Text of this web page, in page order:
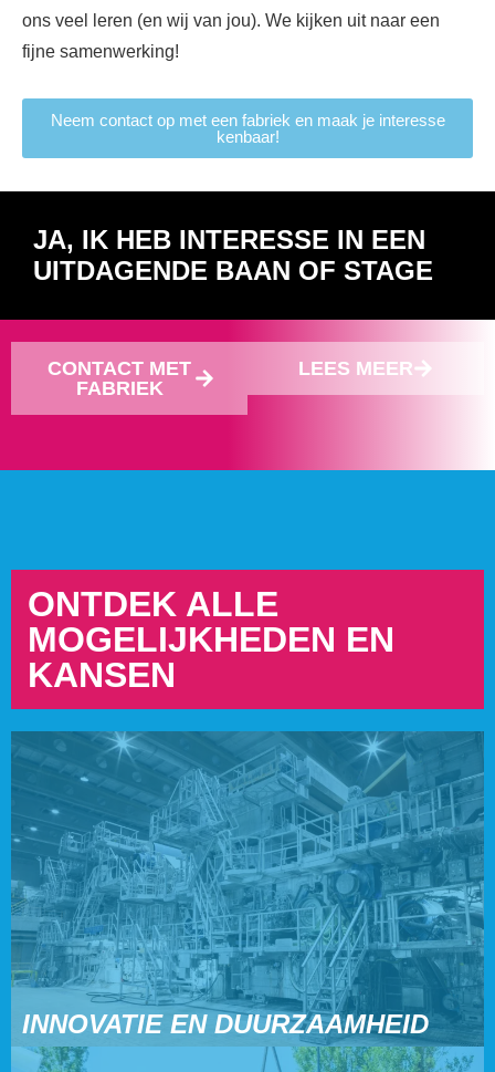
ons veel leren (en wij van jou). We kijken uit naar een
fijne samenwerking!
Neem contact op met een fabriek en maak je interesse
kenbaar!
JA, IK HEB INTERESSE IN EEN
UITDAGENDE BAAN OF STAGE
CONTACT MET
FABRIEK
LEES MEER
ONTDEK ALLE
MOGELIJKHEDEN EN
KANSEN
INNOVATIE EN DUURZAAMHEID